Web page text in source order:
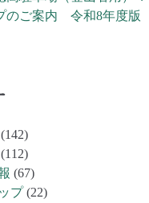
のご案内 令和8年度版
(142)
(112)
(67)
プ(22)